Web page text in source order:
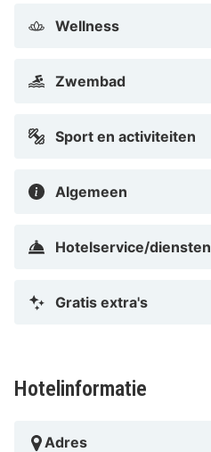
Wellness
Zwembad
Sport en activiteiten
Algemeen
Hotelservice/diensten
Gratis extra's
Hotelinformatie
Adres